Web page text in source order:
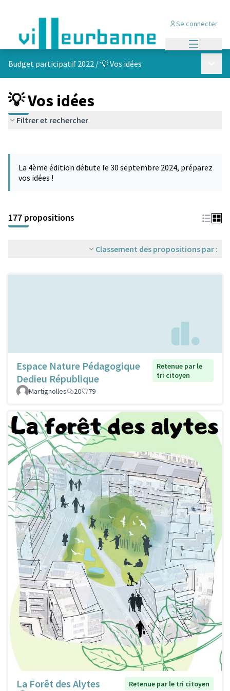
Se connecter
Budget participatif 2022 /💡 Vos idées
💡 Vos idées
Filtrer et rechercher
−
La 4ème édition débute le 30 septembre 2024, préparez
vos idées !
177 propositions
Classement des propositions par :
Espace Nature Pédagogique
Dedieu République
Retenue par le
tri citoyen
Martignolles
20 79
La Forêt des Alytes
Retenue par le tri citoyen